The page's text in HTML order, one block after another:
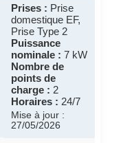
Prises : Prise
domestique EF,
Prise Type 2
Puissance
nominale : 7 kW
Nombre de
points de
charge : 2
Horaires : 24/7
Mise à jour :
27/05/2026